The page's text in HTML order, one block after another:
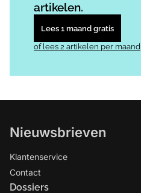
artikelen.
Lees 1 maand gratis
of lees 2 artikelen per maand
Nieuwsbrieven
Klantenservice
Contact
Dossiers